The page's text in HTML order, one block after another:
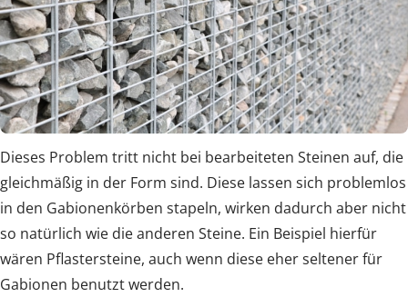
Dieses Problem tritt nicht bei bearbeiteten Steinen auf, die
gleichmäßig in der Form sind. Diese lassen sich problemlos
in den Gabionenkörben stapeln, wirken dadurch aber nicht
so natürlich wie die anderen Steine. Ein Beispiel hierfür
wären Pflastersteine, auch wenn diese eher seltener für
Gabionen benutzt werden.